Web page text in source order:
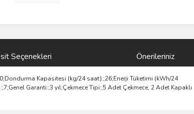
Seçenekleri Önerileriniz
Kapasitesi (kg/24 saat):;26;Enerji Tüketimi (kWh/24
Garanti:;3 yıl;Çekmece Tipi:;5 Adet Çekmece, 2 Adet Kapaklı